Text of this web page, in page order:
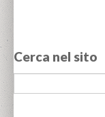
Cerca nel sito